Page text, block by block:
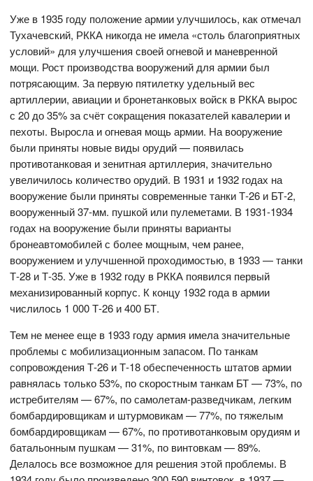
Уже в 1935 году положение армии улучшилось, как отмечал
Тухачевский, РККА никогда не имела «столь благоприятных
условий» для улучшения своей огневой и маневренной
мощи. Рост производства вооружений для армии был
потрясающим. За первую пятилетку удельный вес
артиллерии, авиации и бронетанковых войск в РККА вырос
с 20 до 35% за счёт сокращения показателей кавалерии и
пехоты. Выросла и огневая мощь армии. На вооружение
были приняты новые виды орудий — появилась
противотанковая и зенитная артиллерия, значительно
увеличилось количество орудий. В 1931 и 1932 годах на
вооружение были приняты современные танки Т-26 и БТ-2,
вооруженный 37-мм. пушкой или пулеметами. В 1931-1934
годах на вооружение были приняты варианты
бронеавтомобилей с более мощным, чем ранее,
вооружением и улучшенной проходимостью, в 1933 — танки
Т-28 и Т-35. Уже в 1932 году в РККА появился первый
механизированный корпус. К концу 1932 года в армии
числилось 1 000 Т-26 и 400 БТ.
Тем не менее еще в 1933 году армия имела значительные
проблемы с мобилизационным запасом. По танкам
сопровождения Т-26 и Т-18 обеспеченность штатов армии
равнялась только 53%, по скоростным танкам БТ — 73%, по
истребителям — 67%, по самолетам-разведчикам, легким
бомбардировщикам и штурмовикам — 77%, по тяжелым
бомбардировщикам — 67%, по противотанковым орудиям и
батальонным пушкам — 31%, по винтовкам — 89%.
Делалось все возможное для решения этой проблемы. В